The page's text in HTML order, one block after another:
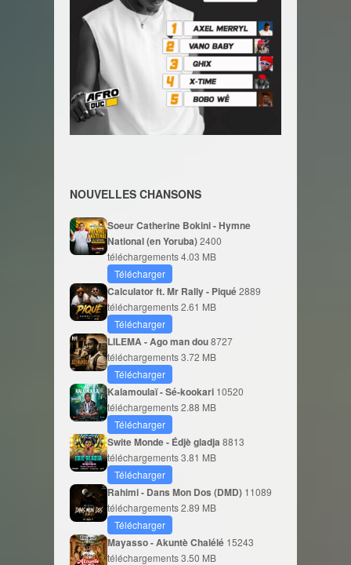
NOUVELLES CHANSONS
Soeur Catherine Bokini - Hymne
National (en Yoruba)2400
téléchargements4.03 MB
Télécharger
Calculator ft. Mr Rally - Piqué2889
téléchargements2.61 MB
Télécharger
LILEMA - Ago man dou8727
téléchargements3.72 MB
Télécharger
Kalamoulaï - Sé-kookari 10520
téléchargements2.88 MB
Télécharger
Swite Monde - Édjè gladja 8813
téléchargements3.81 MB
Télécharger
Rahimi - Dans Mon Dos (DMD) 11089
téléchargements2.89 MB
Télécharger
Mayasso - Akuntè Chalélé 15243
téléchargements3.50 MB